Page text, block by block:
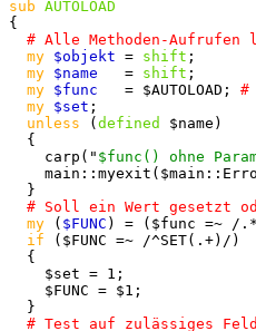
sub AUTOLOAD
{
my $objekt = shift ;
my $name
   =
shift ;
my $func
   = $AUTOLOAD;
my $set ;
unless ( defined
$name)
  {
    carp("
$func() ohne
  }
my ( $FUNC ) = ($func =~ /
if ($FUNC =~ /^SET(.+)/)
  {
    $set = 1;
    $FUNC = $1;
  }